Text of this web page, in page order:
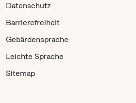
Datenschutz
Barrierefreiheit
Gebärdensprache
Leichte Sprache
Sitemap